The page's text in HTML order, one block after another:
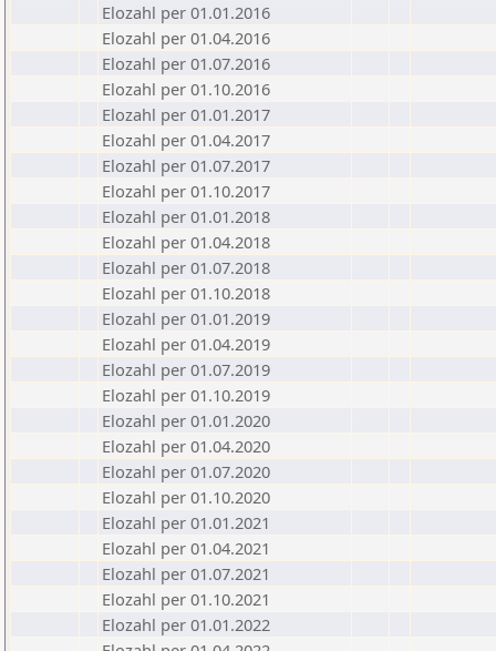
Elozahl per 01.01.2016
Elozahl per 01.04.2016
Elozahl per 01.07.2016
Elozahl per 01.10.2016
Elozahl per 01.01.2017
Elozahl per 01.04.2017
Elozahl per 01.07.2017
Elozahl per 01.10.2017
Elozahl per 01.01.2018
Elozahl per 01.04.2018
Elozahl per 01.07.2018
Elozahl per 01.10.2018
Elozahl per 01.01.2019
Elozahl per 01.04.2019
Elozahl per 01.07.2019
Elozahl per 01.10.2019
Elozahl per 01.01.2020
Elozahl per 01.04.2020
Elozahl per 01.07.2020
Elozahl per 01.10.2020
Elozahl per 01.01.2021
Elozahl per 01.04.2021
Elozahl per 01.07.2021
Elozahl per 01.10.2021
Elozahl per 01.01.2022